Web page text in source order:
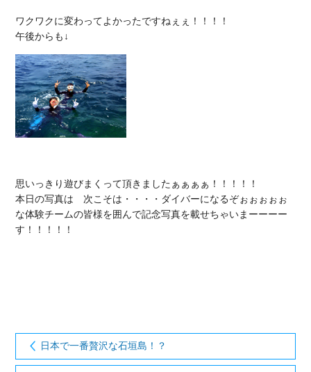
ワクワクに変わってよかったですねぇぇ！！！！
思いっきり遊びまくって頂きましたぁぁぁぁ！！！！！
本日の写真は　次こそは・・・・ダイバーになるぞぉぉぉぉぉ
な体験チームの皆様を囲んで記念写真を載せちゃいまーーーー
す！！！！！
日本で一番贅沢な石垣島！？